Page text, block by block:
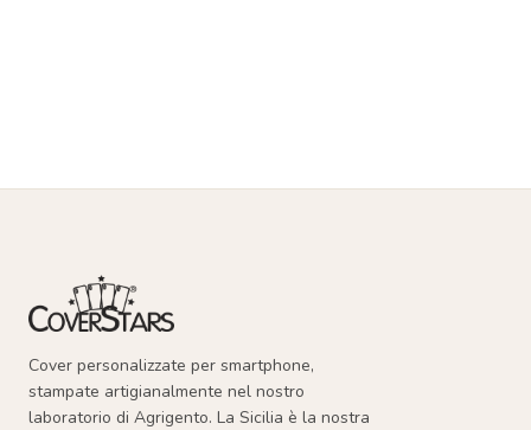
Cover personalizzate per smartphone,
stampate artigianalmente nel nostro
laboratorio di Agrigento. La Sicilia è la nostra